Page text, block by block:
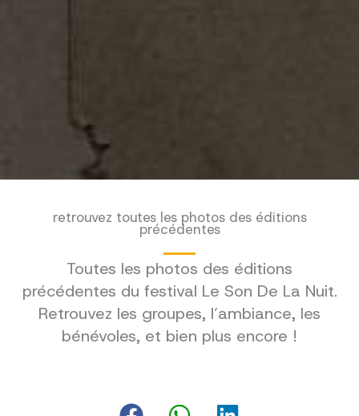
retrouvez toutes les photos des éditions
précédentes
Toutes les photos des éditions
précédentes du festival Le Son De La Nuit.
Retrouvez les groupes, l’ambiance, les
bénévoles, et bien plus encore !